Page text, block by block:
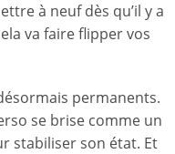
à neuf dès qu’il y a
va faire flipper vos
permanents.
se brise comme un
stabiliser son état. Et